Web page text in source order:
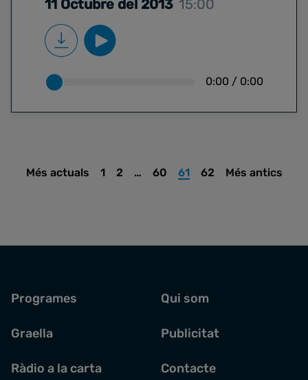
11 Octubre del 2013 15:00
0:00 / 0:00
Més actuals 1 2 … 60 61 62 Més antics
Programes
Graella
Ràdio a la carta
Qui som
Publicitat
Contacte